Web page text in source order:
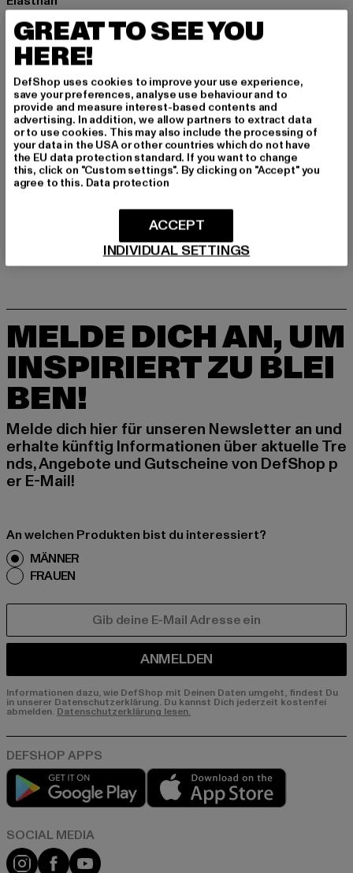
Art.Nr: 01SH0301-00155
Hersteller: License to Thrill GmbH |
Max-Planck-Straße 2 | 63150 Heusenstamm | DE
GRÖSSE & PASSFORM
PFLEGEHINWEISE
MELDE DICH AN, UM
INSPIRIERT ZU BLEI
BEN!
Melde dich hier für unseren Newsletter an und
erhalte künftig Informationen über aktuelle Tre
nds, Angebote und Gutscheine von DefShop p
er E-Mail!
An welchen Produkten bist du interessiert?
MÄNNER
FRAUEN
ANMELDEN
Informationen dazu, wie DefShop mit Deinen Daten umgeht, findest Du
in unserer Datenschutzerklärung. Du kannst Dich jederzeit kostenfei
abmelden. Datenschutzerklärung lesen.
Play market
Instagram
FacebookYouTube
GREAT TO SEE YOU
HERE!
DefShop uses cookies to improve your use experience,
save your preferences, analyse use behaviour and to
provide and measure interest-based contents and
advertising. In addition, we allow partners to extract data
or to use cookies. This may also include the processing of
your data in the USA or other countries which do not have
the EU data protection standard. If you want to change
this, click on "Custom settings". By clicking on "Accept" you
agree to this. Data protection
INDIVIDUAL SETTINGS
ACCEPT